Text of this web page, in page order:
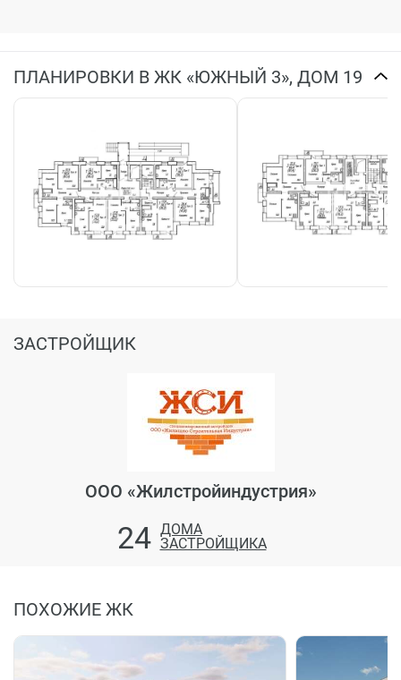
ПЛАНИРОВКИ В ЖК «ЮЖНЫЙ 3», ДОМ 19
ЗАСТРОЙЩИК
ООО «Жилстройиндустрия»
24 ДОМА
ЗАСТРОЙЩИКА
ПОХОЖИЕ ЖК